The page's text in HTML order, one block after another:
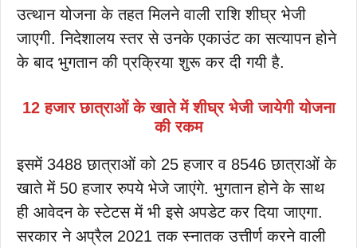
उत्थान योजना के तहत मिलने वाली राशि शीघ्र भेजी
जाएगी. निदेशालय स्तर से उनके एकाउंट का सत्यापन होने
के बाद भुगतान की प्रक्रिया शुरू कर दी गयी है.
12 हजार छात्राओं के खाते में शीघ्र भेजी जायेगी योजना
की रकम
इसमें 3488 छात्राओं को 25 हजार व 8546 छात्राओं के
खाते में 50 हजार रुपये भेजे जाएंगे. भुगतान होने के साथ
ही आवेदन के स्टेटस में भी इसे अपडेट कर दिया जाएगा.
सरकार ने अप्रैल 2021 तक स्नातक उत्तीर्ण करने वाली